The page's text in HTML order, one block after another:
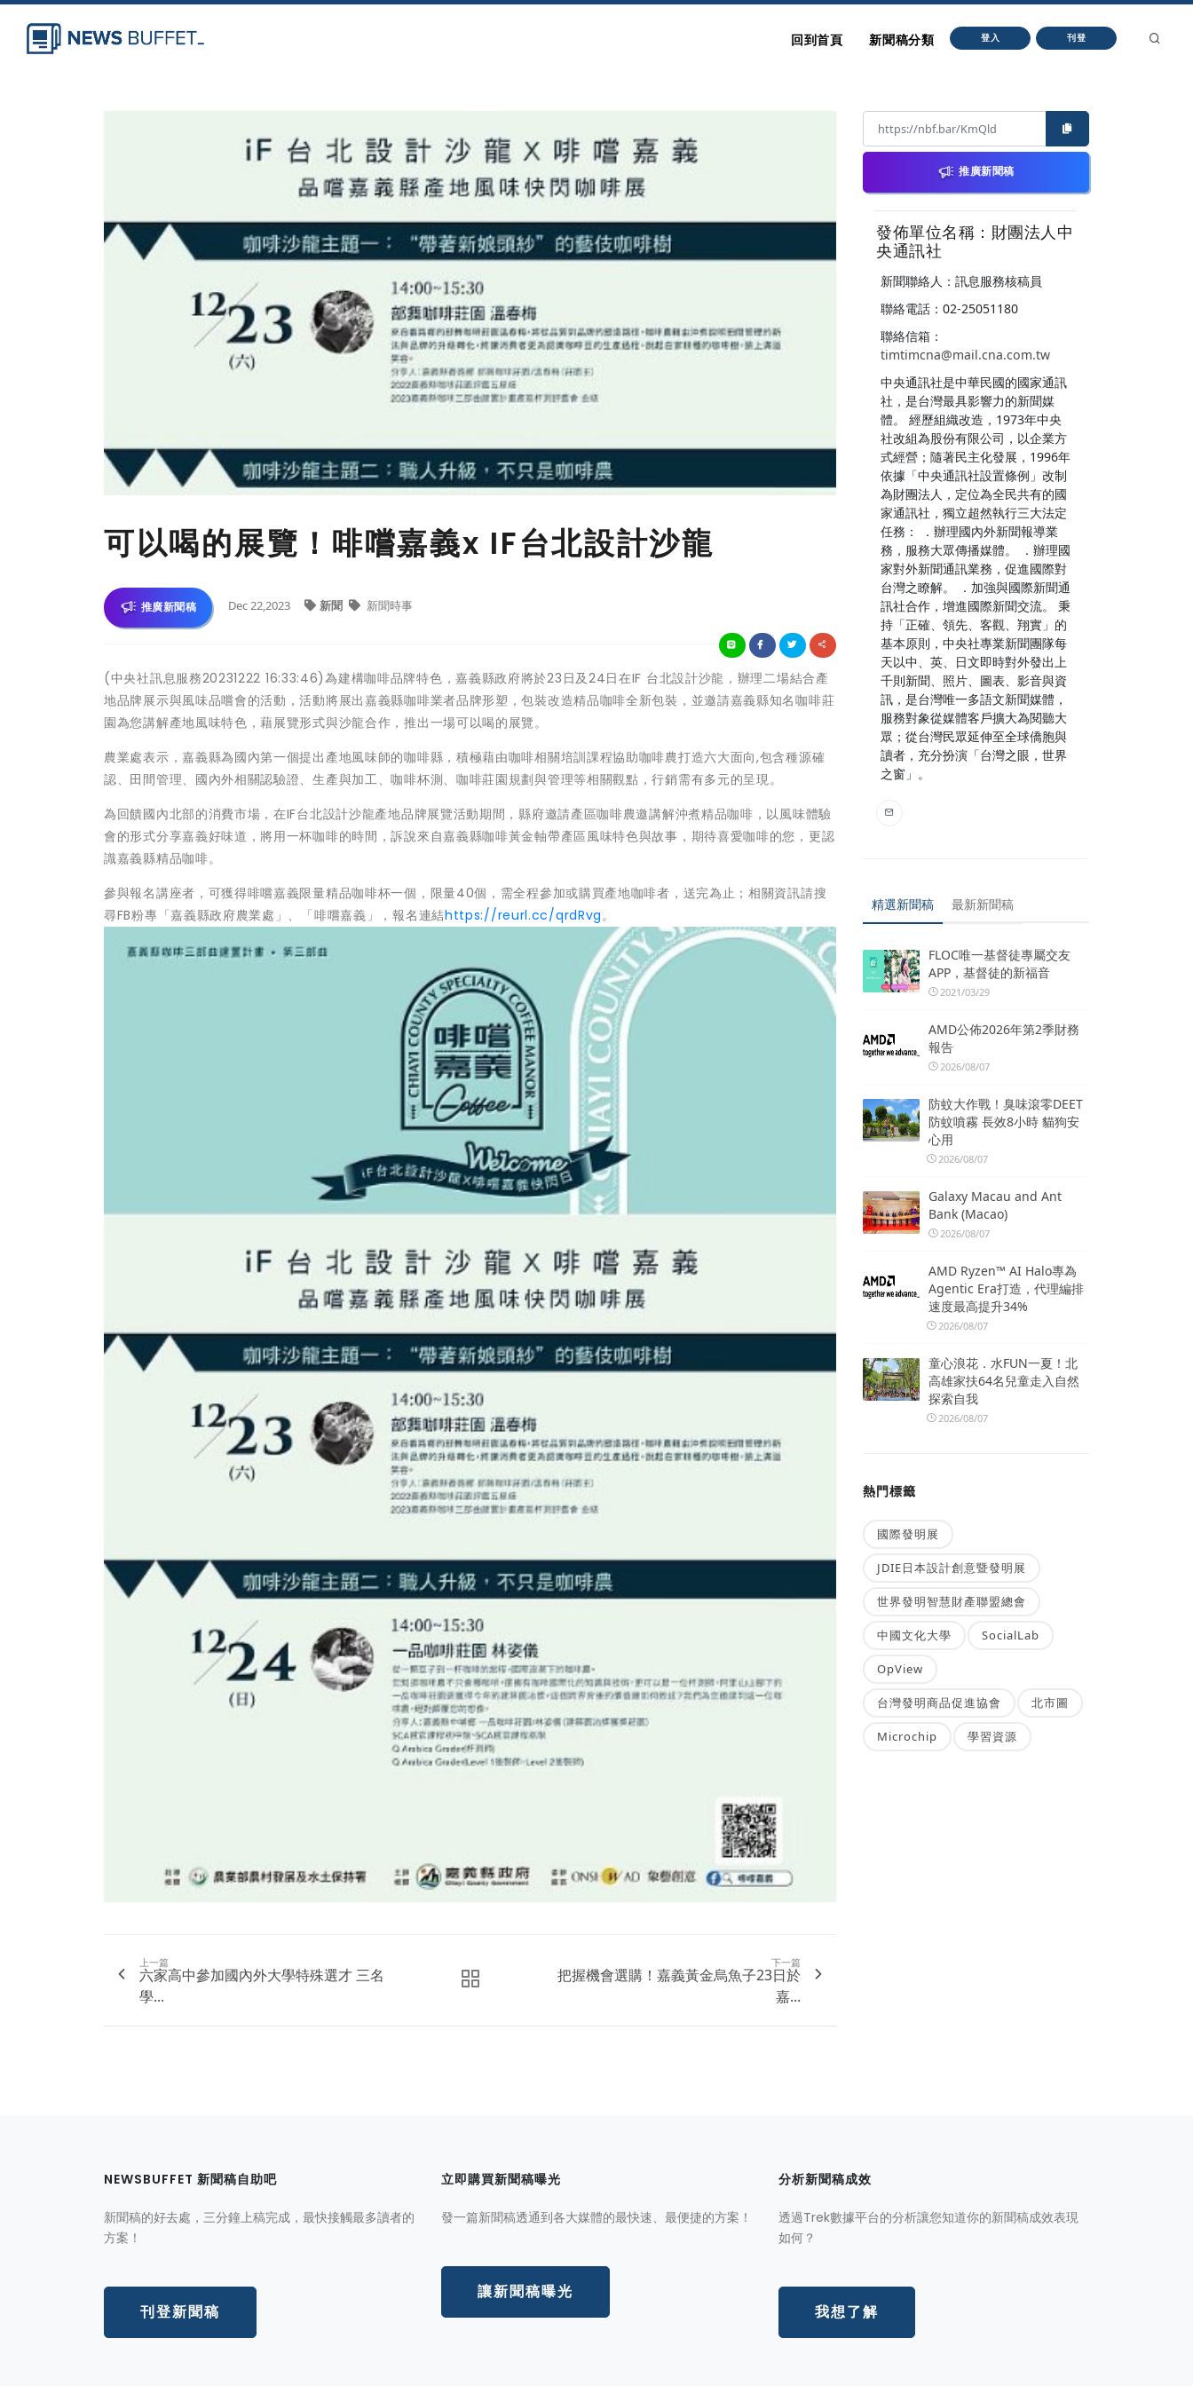
回到首頁 新聞稿分類 登入 刊登
可以喝的展覽！啡嚐嘉義x IF台北設計沙龍
推廣新聞稿 Dec 22,2023 新聞 新聞時事
(中央社訊息服務20231222 16:33:46)為建構咖啡品牌特色，嘉義縣政府將於23日及24日在IF 台北設計沙龍，辦理二場結合產
地品牌展示與風味品嚐會的活動，活動將展出嘉義縣咖啡業者品牌形塑，包裝改造精品咖啡全新包裝，並邀請嘉義縣知名咖啡莊
園為您講解產地風味特色，藉展覽形式與沙龍合作，推出一場可以喝的展覽。
農業處表示，嘉義縣為國內第一個提出產地風味師的咖啡縣，積極藉由咖啡相關培訓課程協助咖啡農打造六大面向,包含種源確
認、田間管理、國內外相關認驗證、生產與加工、咖啡杯測、咖啡莊園規劃與管理等相關觀點，行銷需有多元的呈現。
為回饋國內北部的消費市場，在IF台北設計沙龍產地品牌展覽活動期間，縣府邀請產區咖啡農邀講解沖煮精品咖啡，以風味體驗
會的形式分享嘉義好味道，將用一杯咖啡的時間，訴說來自嘉義縣咖啡黃金軸帶產區風味特色與故事，期待喜愛咖啡的您，更認
識嘉義縣精品咖啡。
參與報名講座者，可獲得啡嚐嘉義限量精品咖啡杯一個，限量40個，需全程參加或購買產地咖啡者，送完為止；相關資訊請搜
尋FB粉專「嘉義縣政府農業處」、「啡嚐嘉義」，報名連結https://reurl.cc/qrdRvg。
上一篇
六家高中參加國內外大學特殊選才 三名
學...
下一篇
把握機會選購！嘉義黃金烏魚子23日於
嘉...
推廣新聞稿
發佈單位名稱：財團法人中
央通訊社
新聞聯絡人：訊息服務核稿員
聯絡電話：02-25051180
聯絡信箱：
timtimcna@mail.cna.com.tw
中央通訊社是中華民國的國家通訊
社，是台灣最具影響力的新聞媒
體。 經歷組織改造，1973年中央
社改組為股份有限公司，以企業方
式經營；隨著民主化發展，1996年
依據「中央通訊社設置條例」改制
為財團法人，定位為全民共有的國
家通訊社，獨立超然執行三大法定
任務： ．辦理國內外新聞報導業
務，服務大眾傳播媒體。 ．辦理國
家對外新聞通訊業務，促進國際對
台灣之瞭解。 ．加強與國際新聞通
訊社合作，增進國際新聞交流。 秉
持「正確、領先、客觀、翔實」的
基本原則，中央社專業新聞團隊每
天以中、英、日文即時對外發出上
千則新聞、照片、圖表、影音與資
訊，是台灣唯一多語文新聞媒體，
服務對象從媒體客戶擴大為閱聽大
眾；從台灣民眾延伸至全球僑胞與
讀者，充分扮演「台灣之眼，世界
之窗」。
精選新聞稿 最新新聞稿
FLOC唯一基督徒專屬交友
APP，基督徒的新福音
2021/03/29
AMD公佈2026年第2季財務
報告
2026/08/07
防蚊大作戰！臭味滾零DEET
防蚊噴霧 長效8小時 貓狗安
心用
2026/08/07
Galaxy Macau and Ant
Bank (Macao)
2026/08/07
AMD Ryzen™ AI Halo專為
Agentic Era打造，代理編排
速度最高提升34%
2026/08/07
童心浪花．水FUN一夏！北
高雄家扶64名兒童走入自然
探索自我
2026/08/07
熱門標籤
國際發明展
JDIE日本設計創意暨發明展
世界發明智慧財產聯盟總會
中國文化大學 SocialLab
OpView
台灣發明商品促進協會 北市圖
Microchip 學習資源
NEWSBUFFET 新聞稿自助吧
新聞稿的好去處，三分鐘上稿完成，最快接觸最多讀者的
方案！
刊登新聞稿
立即購買新聞稿曝光
發一篇新聞稿透通到各大媒體的最快速、最便捷的方案！
讓新聞稿曝光
分析新聞稿成效
透過Trek數據平台的分析讓您知道你的新聞稿成效表現
如何？
我想了解